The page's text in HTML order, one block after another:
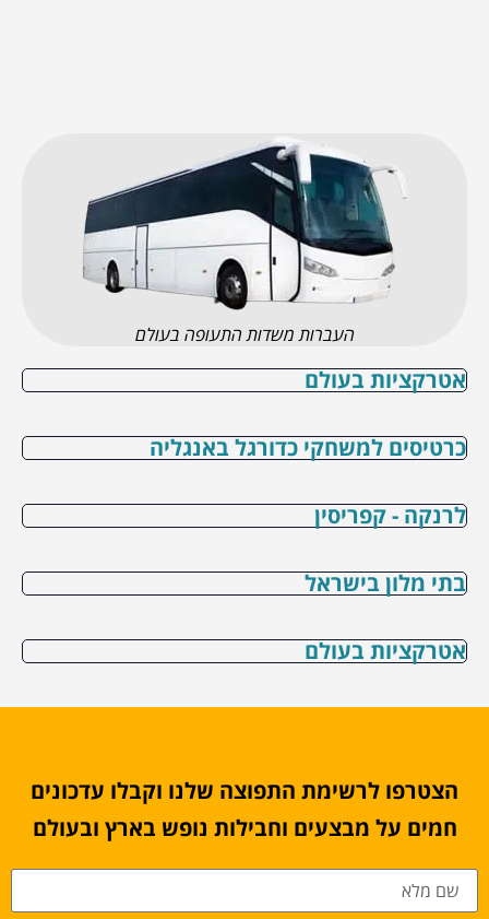
העברות משדות התעופה בעולם
אטרקציות בעולם
כרטיסים למשחקי כדורגל באנגליה
לרנקה - קפריסין
בתי מלון בישראל
אטרקציות בעולם
הצטרפו לרשימת התפוצה שלנו וקבלו עדכונים
חמים על מבצעים וחבילות נופש בארץ ובעולם